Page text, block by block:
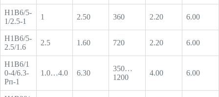
Н1В6/5-
1/2.5-1
1 2.50 360 2.20 6.00
Н1В6/5-
2.5/1.6
2.5 1.60 720 2.20 6.00
Н1В6/1
0-4/6.3-
Рп-1
1.0…4.0 6.30
350…
1200
4.00 6.00